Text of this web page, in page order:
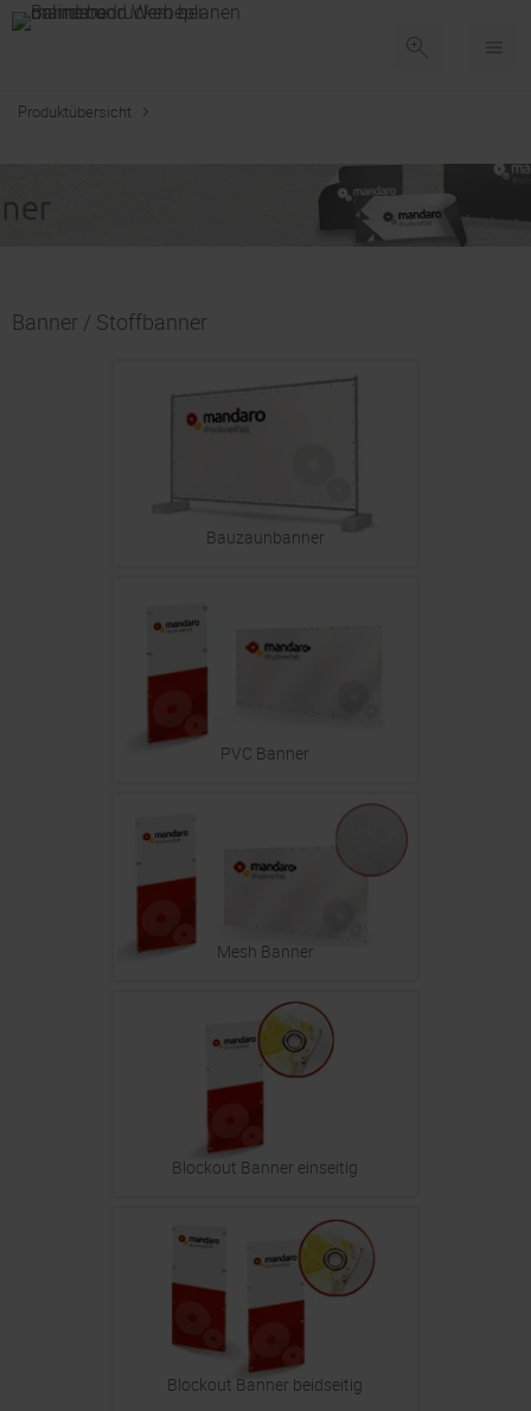
Produktübersicht
Banner / Stoffbanner
Bauzaunbanner
PVC Banner
Mesh Banner
Blockout Banner einseitig
Blockout Banner beidseitig